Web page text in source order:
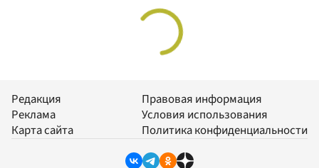
Редакция
Реклама
Карта сайта
Правовая информация
Условия использования
Политика конфиденциальности